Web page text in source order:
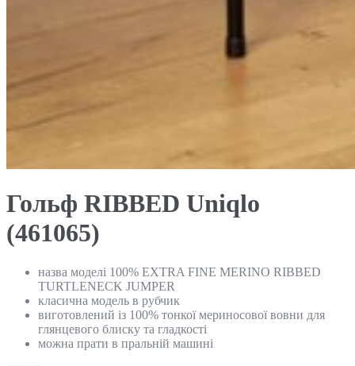
Гольф RIBBED Uniqlo
(461065)
назва моделі 100% EXTRA FINE MERINO RIBBED
TURTLENECK JUMPER
класична модель в рубчик
виготовлений із 100% тонкої мериносової вовни для
глянцевого блиску та гладкості
можна прати в пральній машині